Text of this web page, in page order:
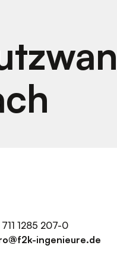
1285 207-0
ingenieure.de